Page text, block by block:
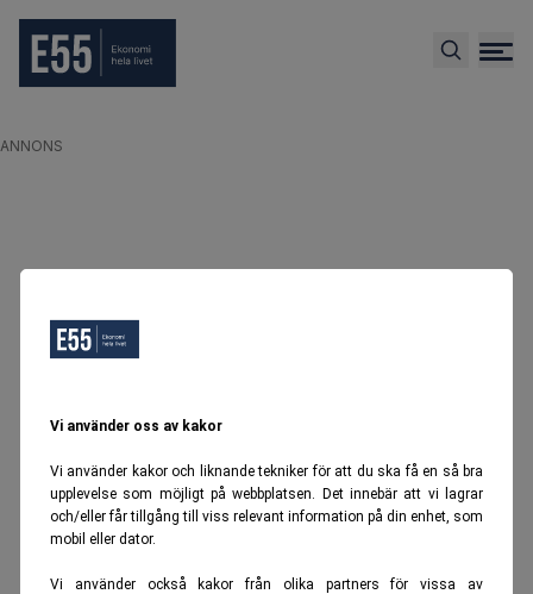
Vi använder oss av kakor
Vi använder kakor och liknande tekniker för att du ska få en så bra
upplevelse som möjligt på webbplatsen. Det innebär att vi lagrar
och/eller får tillgång till viss relevant information på din enhet, som
mobil eller dator.
Vi använder också kakor från olika partners för vissa av
ANNONS